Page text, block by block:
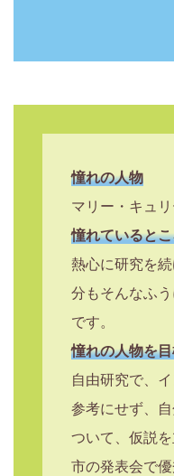
憧れの人物
マリー・キュ
憧れていると
熱心に研究を
分もそんなふ
です。
憧れの人物を
自由研究で、
参考にせず、
ついて、仮説を
市の発表会で